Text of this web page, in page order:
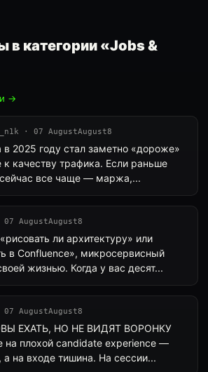
в категории «Jobs &
→
· 07 AugustAugust8
2025 году стал заметно «дороже»
к качеству трафика. Если раньше
все чаще — маржа,...
07 AugustAugust8
ли архитектуру» или
в Confluence», микросервисный
жизнью. Когда у вас десят...
07 AugustAugust8
ЕХАТЬ, НО НЕ ВИДЯТ ВОРОНКУ
на плохой candidate experience —
а на входе тишина. На сессии...